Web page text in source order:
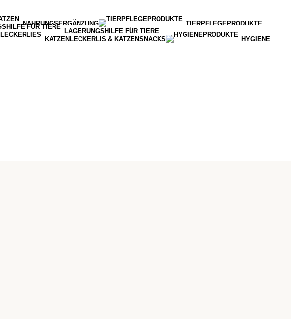
NAHRUNGSERGÄNZUNG
TIERPFLEGEPRODUKTE
LAGERUNGSHILFE FÜR TIERE
KATZENLECKERLIS & KATZENSNACKS
HYGIENE